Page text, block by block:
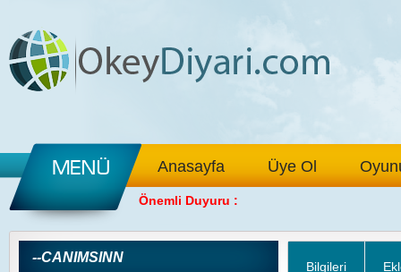
Anasayfa Üye Ol
Önemli Duyuru :
--CANIMSINN
Bilgileri